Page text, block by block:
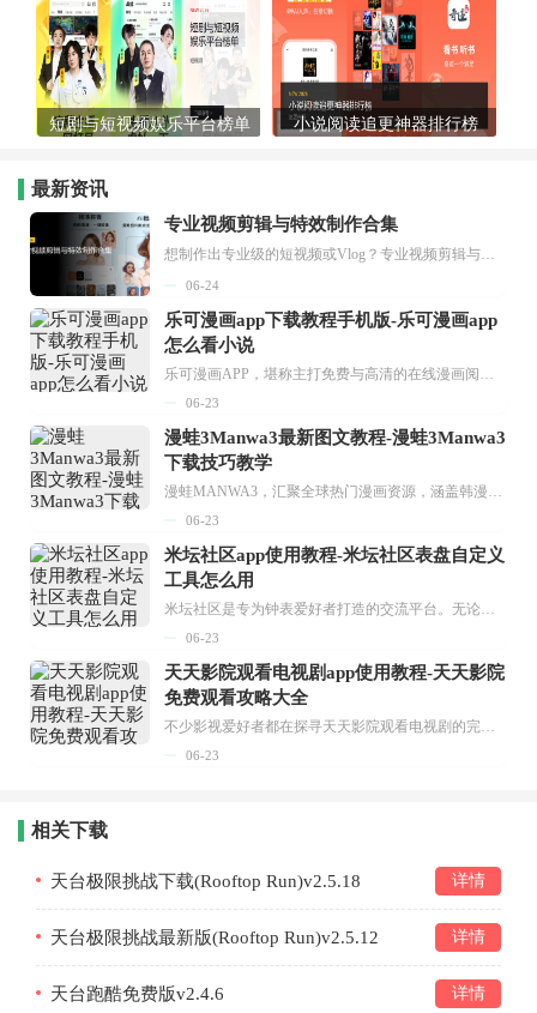
短剧与短视频娱乐平台榜单 小说阅读追更神器排行榜
最新资讯
专业视频剪辑与特效制作合集
想制作出专业级的短视频或Vlog？专业视频剪辑与特效制作大全专题为你提供了从剪辑、抠像到特效包装的全套解决方案。无论是添加炫酷的片头、进行精准的视频抠图，还是制...
06-24
乐可漫画app下载教程手机版-乐可漫画app
怎么看小说
乐可漫画APP，堪称主打免费与高清的在线漫画阅读神器。其官方版提供海量完整版漫画资源，无论是国内漫画，还是日漫、韩漫、台漫、美漫等国外漫画，应有尽有，随时供你阅读。只需轻点一下，便能直接进入阅读界面。不仅如此，乐可漫画最新版本更新速度极快，在这里，你总能抢先看到全网一手漫画章节内容！...
06-23
漫蛙3Manwa3最新图文教程-漫蛙3Manwa3
下载技巧教学
漫蛙MANWA3，汇聚全球热门漫画资源，涵盖韩漫、欧美漫画、国漫等多种类型，题材丰富多样，全方位满足用户阅读喜好。它不仅是阅读平台，更是创作平台，为广大用户打造零门槛创作环境。...
06-23
米坛社区app使用教程-米坛社区表盘自定义
工具怎么用
米坛社区是专为钟表爱好者打造的交流平台。无论你是初涉钟表领域的普通爱好者，还是拥有多年收藏经验的资深玩家，都能在此找到属于自己的天地。 无需注册，就能轻松参与其中。通过专业的讨论论坛与丰富的交互功能，你可与世界各地的钟表爱好者畅快交流。若你钟情于钟表，米坛社区无疑是值得一试的理想之选。在这里，你能获取最新的手表资讯，交流见解，提升鉴赏品味，让每一块手表都成为收藏故事中重要的一部分。感兴趣的朋友，不要错过下载机会。...
06-23
天天影院观看电视剧app使用教程-天天影院
免费观看攻略大全
不少影视爱好者都在探寻天天影院观看电视剧的完整方法，结合最新平台使用规则，本篇新手入门攻略全面讲解观看渠道、检索流程、播放设置以及画面模式调整等实用内容。全文适配手机、电脑等主流设备，步骤简洁易懂，无论是初次使用的新手，还是想要优化观影体验的用户，都能参照内容快速上手，熟练掌握平台各项操作技巧，轻松畅享影视内容。...
06-23
相关下载
天台极限挑战下载(Rooftop Run)v2.5.18 详情
天台极限挑战最新版(Rooftop Run)v2.5.12 详情
天台跑酷免费版v2.4.6 详情